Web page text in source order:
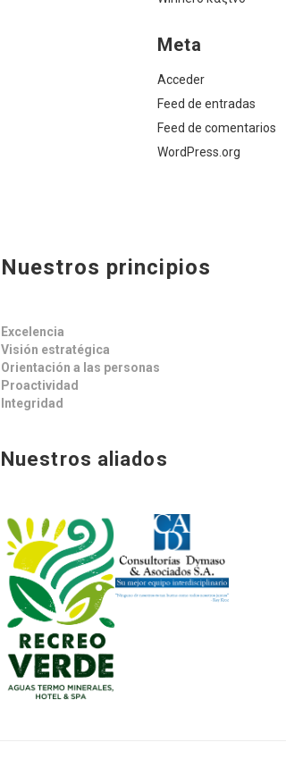
Meta
Acceder
Feed de entradas
Feed de comentarios
WordPress.org
Nuestros principios
Excelencia
Visión estratégica
Orientación a las personas
Proactividad
Integridad
Nuestros aliados